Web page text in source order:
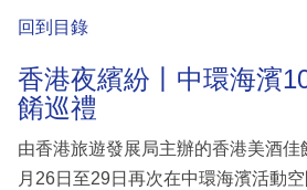
回到目錄
香港夜繽紛丨中環海濱
餚巡禮
由香港旅遊發展局主辦的香港美酒
月26日至29日再次在中環海濱活動